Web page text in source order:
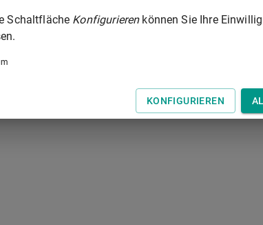
Schaltfläche Konfigurierenkönnen Sie Ihre
KONFIGURIEREN